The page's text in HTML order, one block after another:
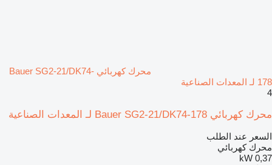
محرك كهربائي Bauer SG2-21/DK74-
178 لـ المعدات الصناعية
4
محرك كهربائي Bauer SG2-21/DK74-178 لـ المعدات الصناعية
السعر عند الطلب
محرك كهربائي
0,37 kW